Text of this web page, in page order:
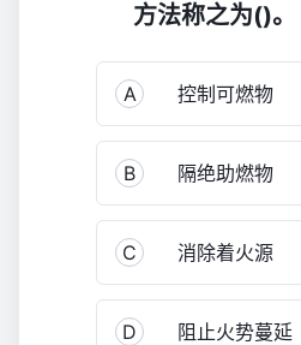
方法称之为()。
A 控制可燃物
B 隔绝助燃物
C 消除着火源
D 阻止火势蔓延